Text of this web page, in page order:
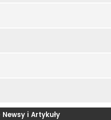
i Artykuły